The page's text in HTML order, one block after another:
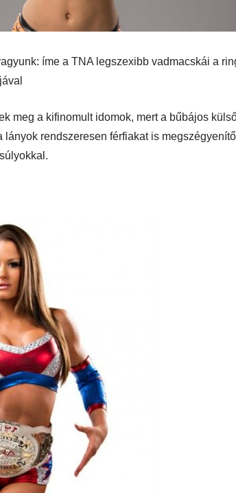
íme a TNA legszexibb vadmacskái a
meg a kifinomult idomok, mert a bűbájos
lányok rendszeresen férfiakat is